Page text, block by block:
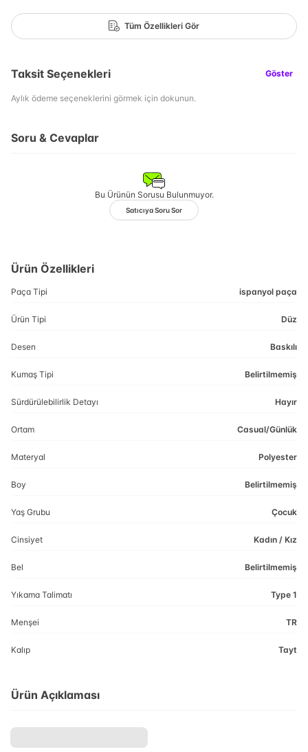
Tüm Özellikleri Gör
Taksit Seçenekleri Göster
Aylık ödeme seçeneklerini görmek için dokunun.
Soru & Cevaplar
Bu Ürünün Sorusu Bulunmuyor.
Satıcıya Soru Sor
Ürün Özellikleri
Paça Tipi ispanyol paça
Ürün Tipi Düz
Desen Baskılı
Kumaş Tipi Belirtilmemiş
Sürdürülebilirlik Detayı Hayır
Ortam Casual/Günlük
Materyal Polyester
Boy Belirtilmemiş
Yaş Grubu Çocuk
Cinsiyet Kadın / Kız
Bel Belirtilmemiş
Yıkama Talimatı Type 1
Menşei TR
Kalıp Tayt
Ürün Açıklaması